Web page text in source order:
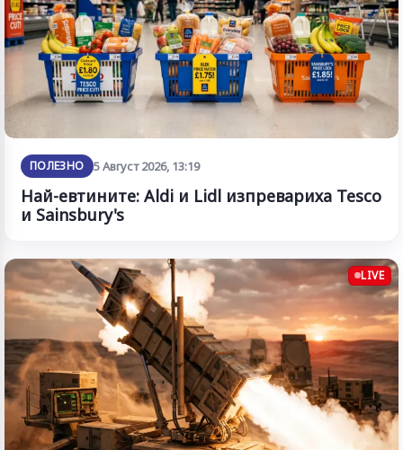
ПОЛЕЗНО 5 Август 2026, 13:19
Най-евтините: Aldi и Lidl изпревариха Tesco
и Sainsbury's
LIVE